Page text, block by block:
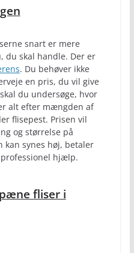
snart er mere
du skal handle. Der er
. Du behøver ikke
en pris, du vil give
du undersøge, hvor
alt efter mængden af
flisepest. Prisen vil
og størrelse på
kan synes høj, betaler
hjælp.
fliser i